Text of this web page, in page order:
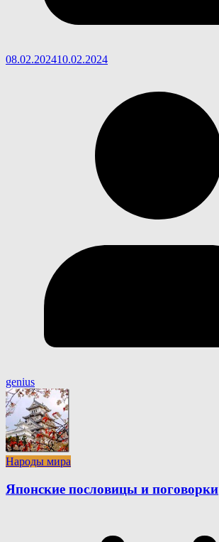
08.02.202410.02.2024
genius
Народы мира
Японские пословицы и поговорки